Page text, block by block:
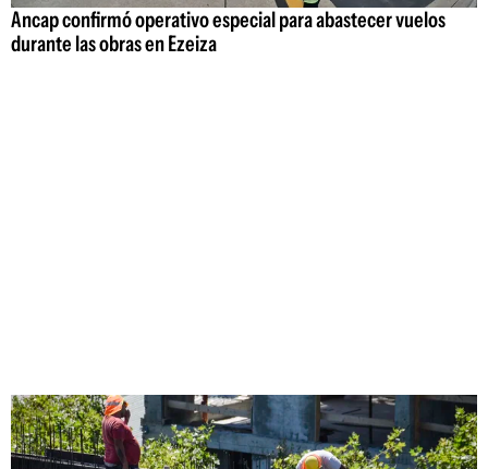
Ancap confirmó operativo especial para abastecer vuelos
durante las obras en Ezeiza